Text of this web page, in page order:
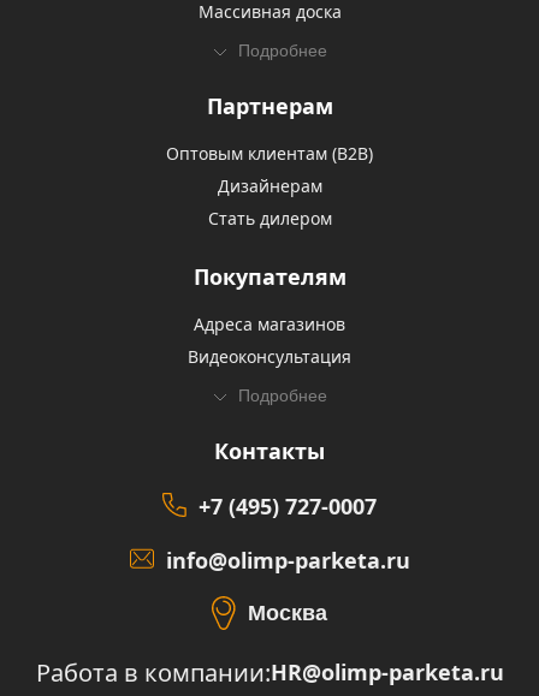
Массивная доска
Подробнее
Партнерам
Оптовым клиентам (В2В)
Дизайнерам
Стать дилером
Покупателям
Адреса магазинов
Видеоконсультация
Подробнее
Контакты
+7 (495) 727-0007
info@olimp-parketa.ru
Москва
Работа в компании:HR@olimp-parketa.ru